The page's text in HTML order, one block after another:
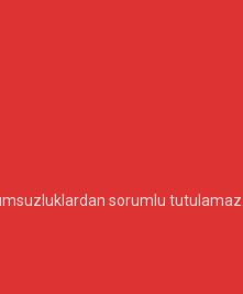
sorumlu tutulamaz.